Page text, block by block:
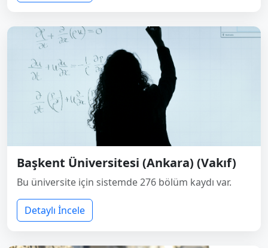
Başkent Üniversitesi (Ankara) (Vakıf)
Bu üniversite için sistemde 276 bölüm kaydı var.
Detaylı İncele